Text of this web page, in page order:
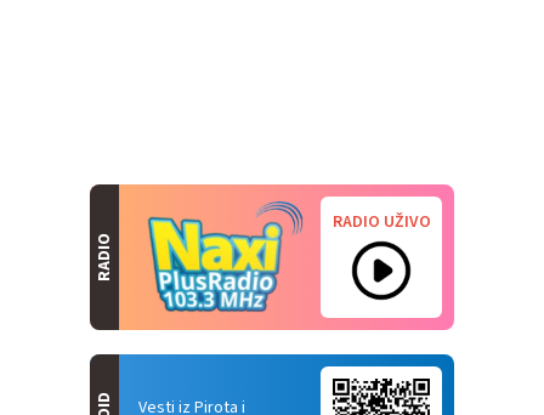
RADIO
RADIO UŽIVO
Vesti iz Pirota i